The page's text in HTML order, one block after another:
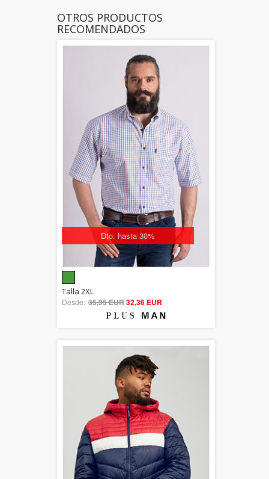
OTROS PRODUCTOS
RECOMENDADOS
Dto. hasta 30%
out of 5
Talla 2XL
Desde: 35,95 EUR32,36 EUR